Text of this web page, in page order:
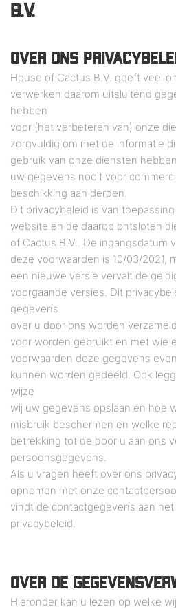
B.V.
OVER ONS
House of Cactus B.V. geeft veel
verwerken daarom uitsluitend
hebben
voor (het verbeteren van) onze
zorgvuldig om met de informatie
gebruik van onze diensten
uw gegevens nooit voor
beschikking aan derden.
Dit privacybeleid is van
website en de daarop ontsloten
of Cactus B.V.. De ingangsdatum
deze voorwaarden is 10/03/2021,
een nieuwe versie vervalt de
voorgaande versies. Dit
gegevens
over u door ons worden
voor worden gebruikt en met wie
voorwaarden deze gegevens
kunnen worden gedeeld. Ook
wijze
wij uw gegevens opslaan en hoe
misbruik beschermen en welke
betrekking tot de door u aan ons
persoonsgegevens.
Als u vragen heeft over ons
opnemen met onze
vindt de contactgegevens aan
privacybeleid.
OVER DE
Hieronder kan u lezen op welke